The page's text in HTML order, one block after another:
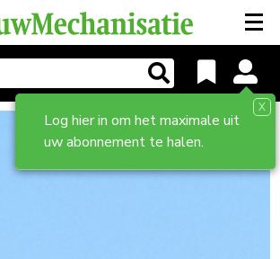
Log hier in om het maximale uit
uw abonnement te halen.
X